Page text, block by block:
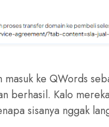
ke QWords
berhasil. Kalo
sisanya nggak